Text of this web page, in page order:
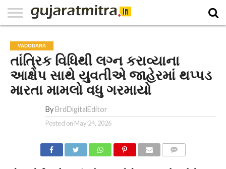
PAPER
NATIONAL
WORLD
BUSINESS
SPORTS
GUJARAT
OPINION
MORE
VADODARA
તાંત્રિક વિધિથી લગ્ન કરાવ્યાના
આક્ષેપ સાથે યુવતીએ જાહેરમાં થપ્પડ
મારતા મામલો વધુ ગરમાયો
By BrdDigitalEditor
Posted on May 24, 2026